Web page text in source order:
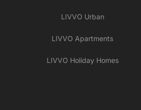
LIVVO Urban
LIVVO Apartments
LIVVO Holiday Homes